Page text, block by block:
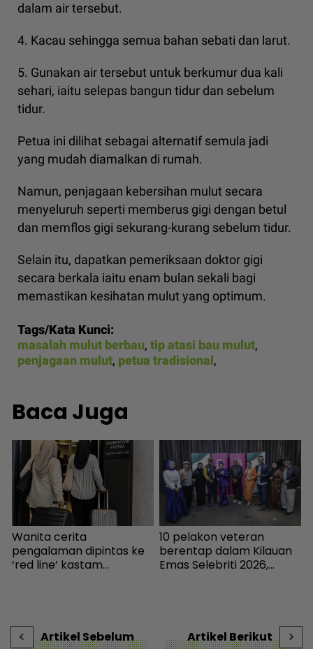
dalam air tersebut.
4. Kacau sehingga semua bahan sebati dan larut.
5. Gunakan air tersebut untuk berkumur dua kali
sehari, iaitu selepas bangun tidur dan sebelum
tidur.
Petua ini dilihat sebagai alternatif semula jadi
yang mudah diamalkan di rumah.
Namun, penjagaan kebersihan mulut secara
menyeluruh seperti memberus gigi dengan betul
dan memflos gigi sekurang-kurang sebelum tidur.
Selain itu, dapatkan pemeriksaan doktor gigi
secara berkala iaitu enam bulan sekali bagi
memastikan kesihatan mulut yang optimum.
Tags/Kata Kunci:
masalah mulut berbau, tip atasi bau mulut,
penjagaan mulut, petua tradisional,
Baca Juga
Wanita cerita
pengalaman dipintas ke
‘red line’ kastam
10 pelakon veteran
berentap dalam Kilauan
Emas Selebriti 2026,
Artikel Sebelum Artikel Berikut